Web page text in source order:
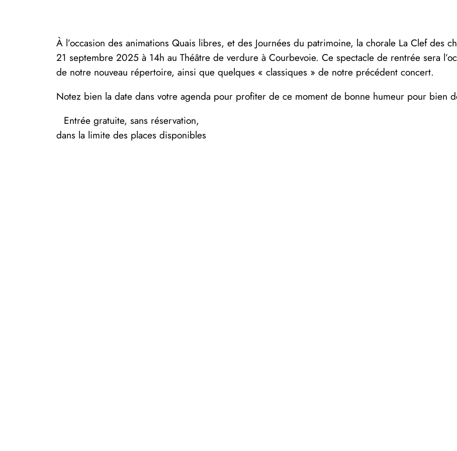
À l’occasion des animations Quais libres, et des Journées du patrimoine, la chorale La Clef des
21 septembre 2025 à 14h au Théâtre de verdure à Courbevoie. Ce spectacle de rentrée sera
de notre nouveau répertoire, ainsi que quelques « classiques » de notre précédent concert.
Notez bien la date dans votre agenda pour profiter de ce moment de bonne humeur pour bien
Entrée gratuite, sans réservation,
dans la limite des places disponibles